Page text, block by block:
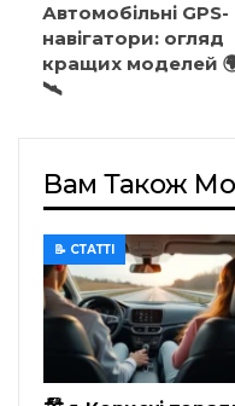
Автомобільні GPS-
навігатори: огляд
кращих моделей
🛰️
Вам Також
📝 СТАТТІ